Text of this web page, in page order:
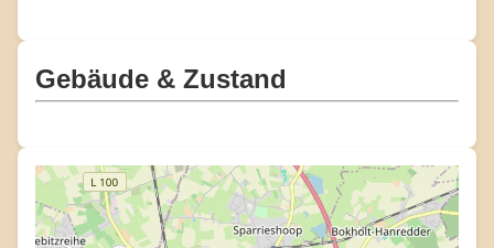
Gebäude & Zustand